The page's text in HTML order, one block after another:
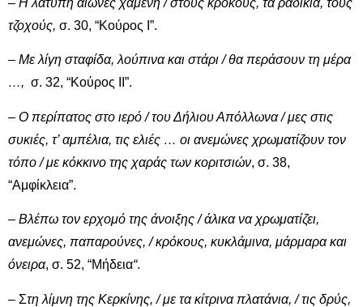
– Η λατύπη αιώνες χαμένη / στους κρόκους, τα ραδίκια, τους
τζοχούς, σ. 30, “Κούρος Ι”.
– Με λίγη σταφίδα, λούπινα και στάρι / θα περάσουν τη μέρα
…, σ. 32, “Κούρος ΙΙ”.
– Ο περίπατος στο ιερό / του Δήλιου Απόλλωνα / μες στις
συκιές, τ’ αμπέλια, τις ελιές … οι ανεμώνες χρωματίζουν τον
τόπο / με κόκκινο της χαράς των κοριτσιών, σ. 38,
“Αμφίκλεια”.
– Βλέπω τον ερχομό της άνοιξης / άλικα να χρωματίζει,
ανεμώνες, παπαρούνες, / κρόκους, κυκλάμινα, μάρμαρα και
όνειρα, σ. 52, “Μήδεια“.
– Στη λίμνη της Κερκίνης, / με τα κίτρινα πλατάνια, / τις δρύς,